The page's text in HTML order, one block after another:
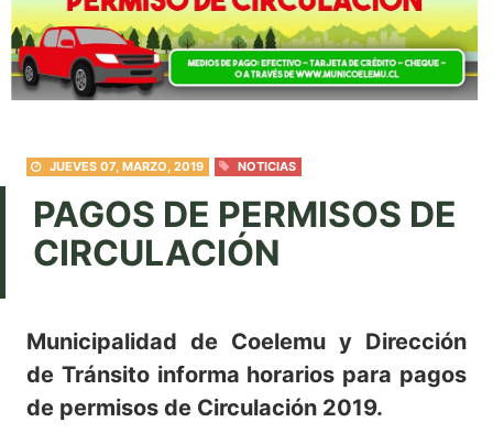
JUEVES 07, MARZO, 2019 NOTICIAS
PAGOS DE PERMISOS DE
CIRCULACIÓN
Municipalidad de Coelemu y Dirección
de Tránsito informa horarios para pagos
de permisos de Circulación 2019.